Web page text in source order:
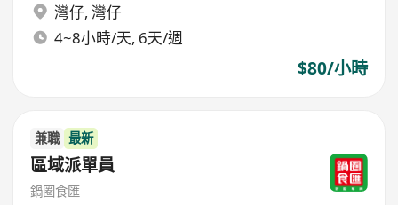
灣仔, 灣仔
4~8小時/天, 6天/週
$80/小時
兼職 最新
區域派單員
鍋圈食匯